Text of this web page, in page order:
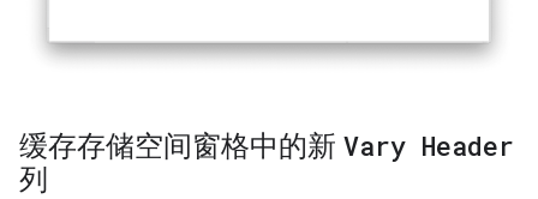
缓存存储空间窗格中的新 Vary Header
列